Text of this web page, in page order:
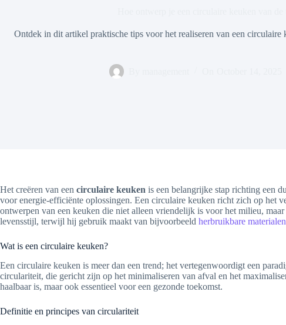
Ontdek in dit artikel praktische tips voor het realiseren van een circulaire
Het creëren van een circulaire keuken is een belangrijke stap richting een
voor energie-efficiënte oplossingen. Een circulaire keuken richt zich op het
ontwerpen van een keuken die niet alleen vriendelijk is voor het milieu,
levensstijl, terwijl hij gebruik maakt van bijvoorbeeld herbruikbare materialen
Wat is een circulaire keuken?
Een circulaire keuken is meer dan een trend; het vertegenwoordigt een
circulariteit, die gericht zijn op het minimaliseren van afval en het
haalbaar is, maar ook essentieel voor een gezonde toekomst.
Definitie en principes van circulariteit